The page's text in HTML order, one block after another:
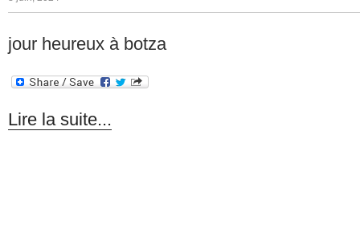
jour heureux à botza
Lire la suite...